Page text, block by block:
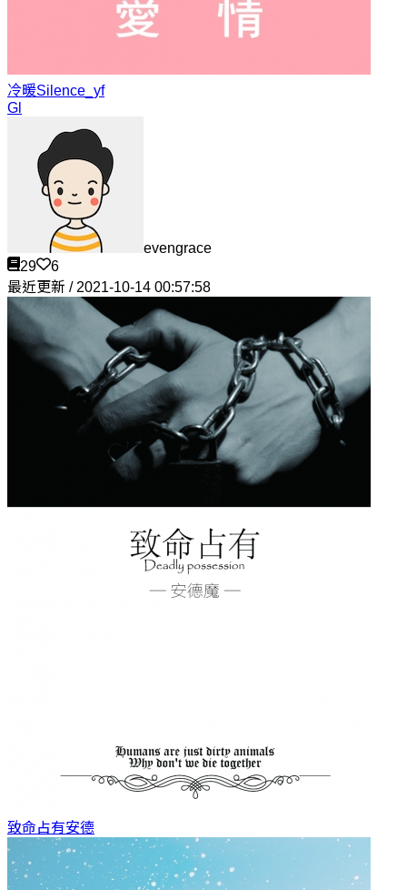
冷暖Silence_yf
Gl
evengrace
29
6
最近更新 / 2021-10-14 00:57:58
致命占有安德